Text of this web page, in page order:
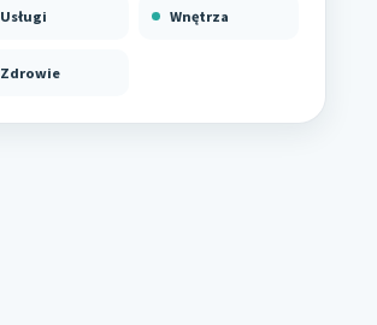
Usługi Wnętrza
Zdrowie